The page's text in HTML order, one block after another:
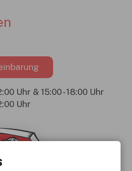
Uhr & 15:00 - 18:00 Uhr
Uhr